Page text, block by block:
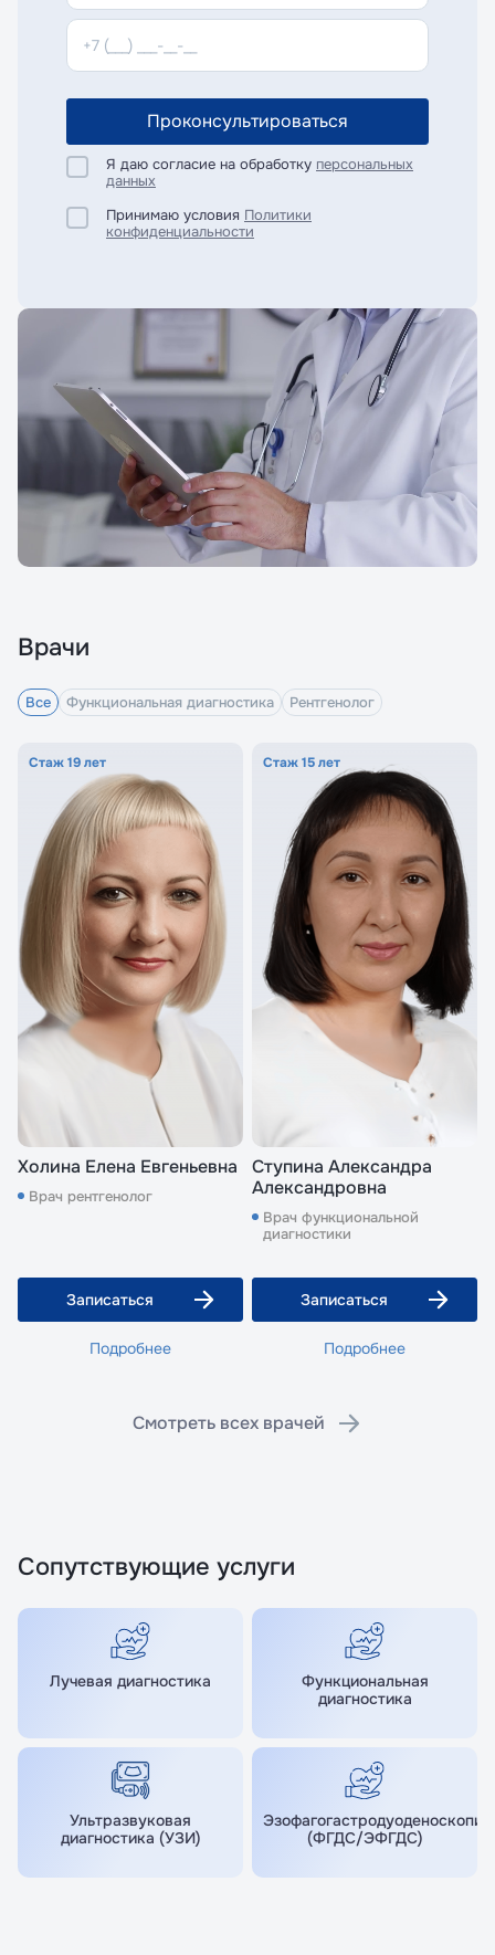
Проконсультироваться
Я даю согласие на обработку персональных
данных
Принимаю условия Политики
конфиденциальности
Врачи
Все Функциональная диагностика Рентгенолог
Стаж 19 лет
Холина Елена Евгеньевна
Врач рентгенолог
Записаться
Подробнее
Стаж 15 лет
Ступина Александра
Александровна
Врач функциональной
диагностики
Записаться
Подробнее
Смотреть всех врачей
Сопутствующие услуги
Лучевая диагностика
Функциональная
диагностика
Ультразвуковая
диагностика (УЗИ)
Эзофагогастродуоденоскопия
(ФГДС/ЭФГДС)